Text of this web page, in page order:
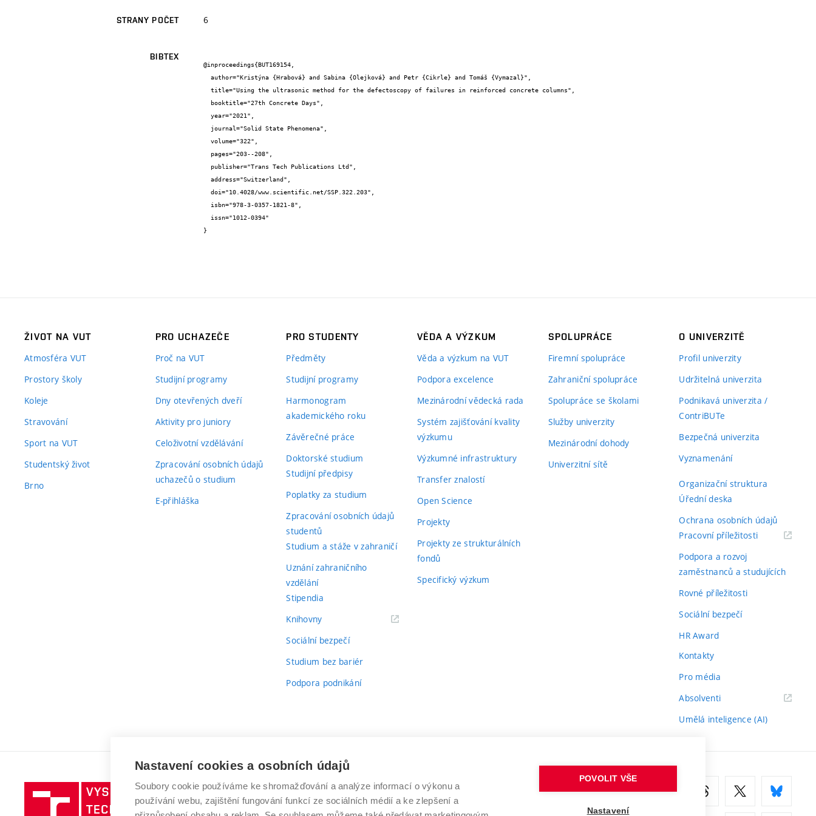
STRANY POČET 6
BIBTEX
@inproceedings{BUT169154,
}
ŽIVOT NA VUT
Atmosféra VUT
Prostory školy
Koleje
Stravování
Sport na VUT
Studentský život
Brno
PRO UCHAZEČE
Proč na VUT
Studijní programy
Dny otevřených dveří
Aktivity pro juniory
Celoživotní vzdělávání
Zpracování osobních údajů
uchazečů o studium
E-přihláška
PRO STUDENTY
Předměty
Studijní programy
Harmonogram
akademického roku
Závěrečné práce
Doktorské studium
Studijní předpisy
Poplatky za studium
Zpracování osobních údajů
studentů
Studium a stáže v zahraničí
Uznání zahraničního
vzdělání
Stipendia
Knihovny(externí
Sociální bezpečí
Studium bez bariér
Podpora podnikání
VĚDA A VÝZKUM
Věda a výzkum na VUT
Podpora excelence
Mezinárodní vědecká rada
Systém zajišťování kvality
výzkumu
Výzkumné infrastruktury
Transfer znalostí
Open Science
Projekty
Projekty ze strukturálních
fondů
Specifický výzkum
SPOLUPRÁCE
Firemní spolupráce
Zahraniční spolupráce
Spolupráce se školami
Služby univerzity
Mezinárodní dohody
Univerzitní sítě
O UNIVERZITĚ
Profil univerzity
Udržitelná univerzita
Podnikavá univerzita /
ContriBUTe
Bezpečná univerzita
Vyznamenání
Organizační struktura
Úřední deska
Ochrana osobních údajů
Pracovní příležitosti(externí
Podpora a rozvoj
zaměstnanců a studujících
Rovné příležitosti
Sociální bezpečí
HR Award
Kontakty
Pro média
Absolventi(externí
Umělá inteligence (AI)
Vysoké
učení
VYSOKÉ UČENÍ TECHNICKÉ V BRNĚ
Antonínská 548/1
www.vut.cz
Nastavení cookies a osobních údajů
Soubory cookie používáme ke shromažďování a analýze informací o výkonu a
používání webu, zajištění fungování funkcí ze sociálních médií a ke zlepšení a
POVOLIT VŠE
Nastavení